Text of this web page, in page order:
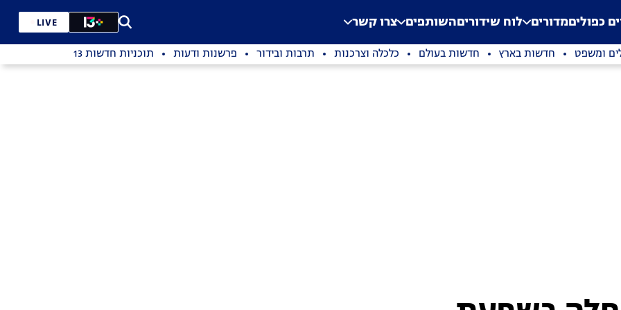
Application error: a
. כפוליםמדורים לוח שידוריםהשותפים צרו קשר LIVE
ומשפט חדשות בארץ חדשות בעולם כלכלה וצרכנות תרבות ובידור פרשנות ודעות תוכניות חדשות 13